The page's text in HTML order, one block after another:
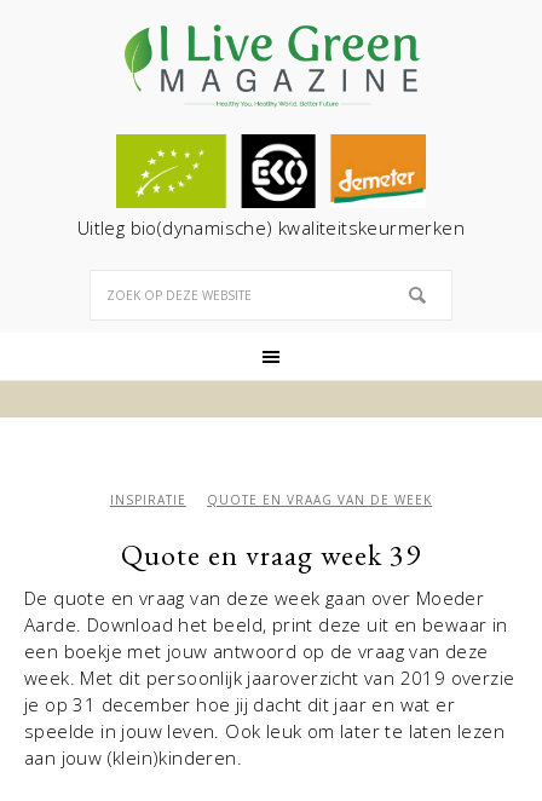
Uitleg bio(dynamische) kwaliteitskeurmerken
INSPIRATIE QUOTE EN VRAAG VAN DE WEEK
Quote en vraag week 39
De quote en vraag van deze week gaan over Moeder
Aarde. Download het beeld, print deze uit en bewaar in
een boekje met jouw antwoord op de vraag van deze
week. Met dit persoonlijk jaaroverzicht van 2019 overzie
je op 31 december hoe jij dacht dit jaar en wat er
speelde in jouw leven. Ook leuk om later te laten lezen
aan jouw (klein)kinderen.